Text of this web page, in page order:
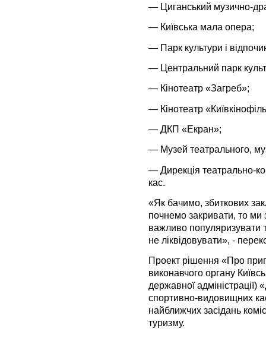
— Циганський музично-
— Київська мала опера;
— Парк культури і
— Центральний парк
— Кінотеатр «Загреб»;
— Кінотеатр
— ДКП «Екран»;
— Музей театрального,
— Дирекція театрально-
кас.
«Як бачимо, збиткових
почнемо закривати, то
важливо популяризувати
не ліквідовувати», -
Проект рішення «Про
виконавчого органу
державної адміністрації)
спортивно-видовищних
найближчих засідань
туризму.